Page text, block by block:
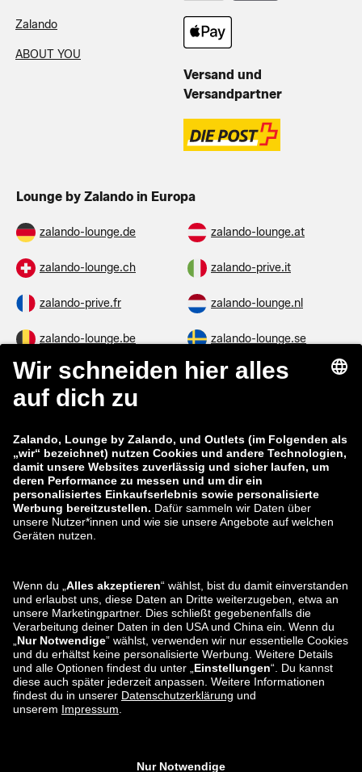
Zalando
ABOUT YOU
Versand und
Versandpartner
Lounge by Zalando in Europa
zalando-lounge.de zalando-lounge.at
zalando-lounge.ch zalando-prive.it
zalando-prive.fr zalando-lounge.nl
zalando-lounge.be zalando-lounge.se
zalando-lounge.fi zalando-lounge.dk
zalando-lounge.co.uk
zalando-prive.es zalando-lounge.cz
zalando-lounge.lt zalando-lounge.sk
zalando-lounge.ro zalando-lounge.hr
zalando-lounge.lu zalando-lounge.ee
zalando-lounge.lv zalando-lounge.no
Sie finden uns
auch bei